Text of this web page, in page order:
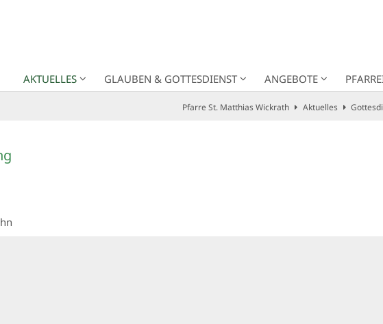
AKTUELLES GLAUBEN & GOTTESDIENST ANGEBOTE
Pfarre St. Matthias Wickrath Aktuelles